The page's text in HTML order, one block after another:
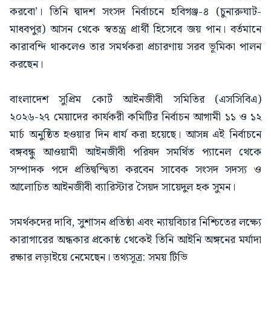
করবো’। তিনি দ্বাদশ সংসদ নির্বাচনে হবিগঞ্জ-৪ (চুনারুঘাট-
মাধবপুর) আসন থেকে স্বতন্ত্র প্রার্থী হিসেবে জয় পান। বর্তমানে
কারাবন্দি থাকলেও তার সমর্থকরা প্রচারণায় সরব ভূমিকা পালন
করছেন।
বাংলাদেশ সুপ্রিম কোর্ট আইনজীবী সমিতির (এসসিবিএ)
২০২৬-২৭ মেয়াদের কার্যকরী কমিটির নির্বাচন আগামী ১১ ও ১২
মার্চ অনুষ্ঠিত হওয়ার দিন ধার্য করা হয়েছে। আসন্ন এই নির্বাচনে
বঙ্গবন্ধু আওয়ামী আইনজীবী পরিষদ সমর্থিত প্যানেল থেকে
সম্পাদক পদে প্রতিদ্বন্দ্বিতা করবেন সাবেক সংসদ সদস্য ও
আলোচিত আইনজীবী ব্যারিস্টার সৈয়দ সায়েদুল হক সুমন।
সমর্থকদের দাবি, সুশাসন প্রতিষ্ঠা এবং ন্যায়বিচার নিশ্চিতের লক্ষ্যে
কারাগারের অন্ধকার প্রকোষ্ঠ থেকেই তিনি আইনি অঙ্গনের মর্যাদা
রক্ষার লড়াইয়ে নেমেছেন। তথ্যসূত্র: সময় টিভি